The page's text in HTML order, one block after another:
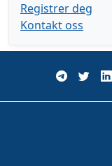
Registrer deg
Kontakt oss